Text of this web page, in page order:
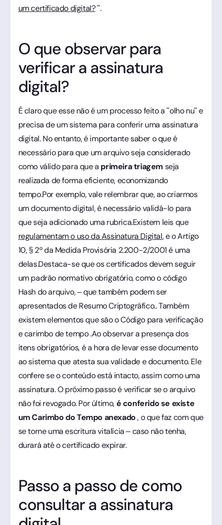
um certificado digital?".
O que observar para
verificar a assinatura
digital?
É claro que esse não é um processo feito a "olho nu" e
precisa de um sistema para conferir uma assinatura
digital. No entanto, é importante saber o que é
necessário para que um arquivo seja considerado
como válido para que a primeira triagem seja
realizada de forma eficiente, economizando
tempo.Por exemplo, vale relembrar que, ao criarmos
um documento digital, é necessário validá-lo para
que seja adicionado uma rubrica.Existem leis que
regulamentam o uso da Assinatura Digital, e o Artigo
10, § 2º da Medida Provisória 2.200-2/2001 é uma
delas.Destaca-se que os certificados devem seguir
um padrão normativo obrigatório, como o código
Hash do arquivo, – que também podem ser
apresentados de Resumo Criptográfico.. Também
existem elementos que são o Código para verificação
e carimbo de tempo .Ao observar a presença dos
itens obrigatórios, é a hora de levar esse documento
ao sistema que atesta sua validade e documento. Ele
confere se o conteúdo está intacto, assim como uma
assinatura. O próximo passo é verificar se o arquivo
não foi revogado. Por último,é conferido se existe
um Carimbo do Tempo anexado, o que faz com que
se torne uma escritura vitalícia – caso não tenha,
durará até o certificado expirar.
Passo a passo de como
consultar a assinatura